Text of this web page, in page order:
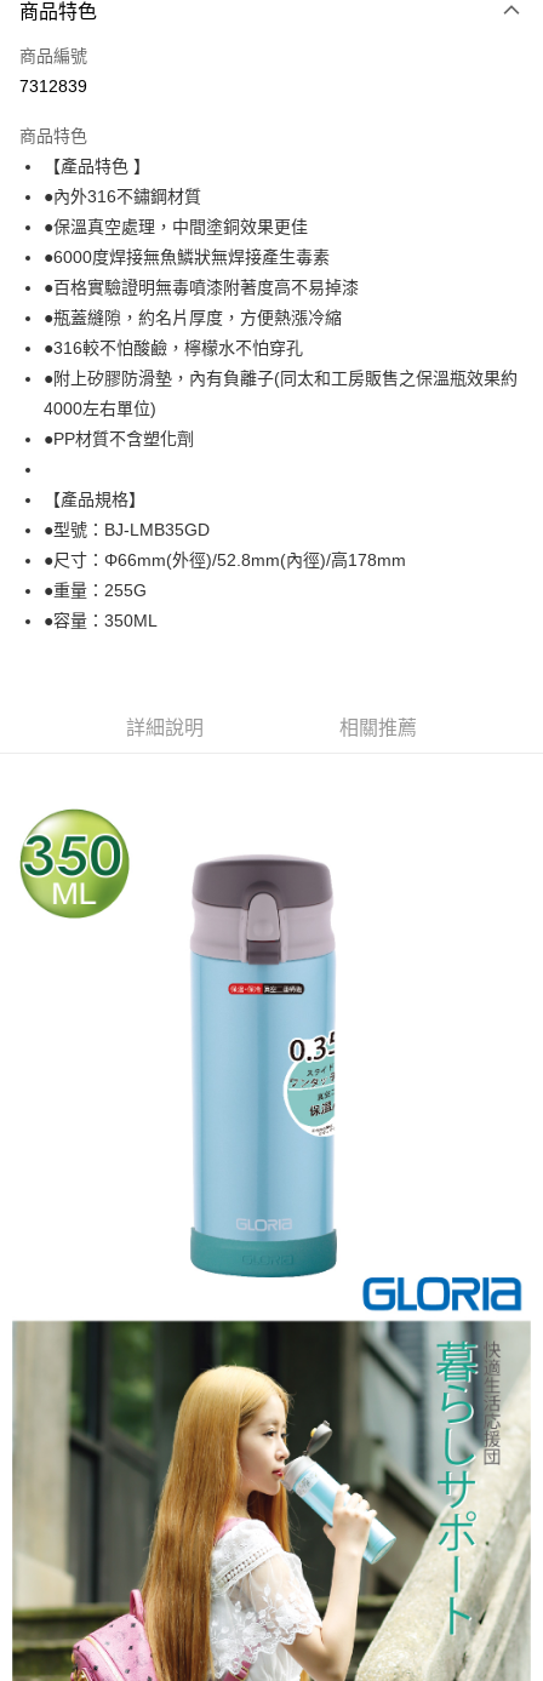
信用卡一次付款
超商取貨付款
Apple Pay
街口支付
悠遊付
Google Pay
全盈+PAY
AFTEE先享後付
相關說明
【關於「AFTEE先享後付」】
１．簡單：不需註冊會員、不需綁卡、不需儲值。
２．便利：只要手機號碼，簡訊認證，即可結帳。
３．安心：先確認商品／服務後，再付款。
【「AFTEE先享後付」結帳流程】
１．於結帳方式選擇「AFTEE先享後付」後，將跳轉至「AFTEE先享後付」
※ 請注意：結帳手續完成當下不需立刻繳費，但若您需要取消訂單，請聯絡
是否繳費成功／繳費後需取消欲退款等相關疑問，請聯繫「AFTEE先享後付
客戶支援中心」
【注意事項】
１．透過由恩沛科技股份有限公司提供之「AFTEE先享後付」服務完成之交
易，需依本服務之必要範圍內提供個人資料，並將交易相關給付款項請求債
權轉讓予恩沛科技股份有限公司。
２．關於個人資料處理事宜，請瀏覽以下網址：
「AFTEE先享後付」，若未經同意申辦者引起之損失，本公司不負相關責
４．使用「AFTEE先享後付」時，將依據個別帳號之用戶狀況，依本公司即
時審查核予不同之上限額度；若仍有額度不足之情形，本公司將視審查結果
５．嚴禁一人註冊多個帳號或使用他人資訊註冊。若發現惡意使用之情形，
貨到付款
運送方式
全家取貨付款
每筆NT$60，滿NT$1,000(含以上)免運費
貨到付款
每筆NT$200，滿NT$4,000(含以上)免運費
商品特色
商品編號
7312839
商品特色
【產品特色 】
●內外316不鏽鋼材質
●保溫真空處理，中間塗銅效果更佳
●6000度焊接無魚鱗狀無焊接產生毒素
●百格實驗證明無毒噴漆附著度高不易掉漆
●瓶蓋縫隙，約名片厚度，方便熱漲冷縮
●316較不怕酸鹼，檸檬水不怕穿孔
●附上矽膠防滑墊，內有負離子(同太和工房販售之保溫瓶效果約
4000左右單位)
●PP材質不含塑化劑
【產品規格】
●型號：BJ-LMB35GD
●尺寸：Φ66mm(外徑)/52.8mm(內徑)/高178mm
●重量：255G
●容量：350ML
詳細說明 相關推薦